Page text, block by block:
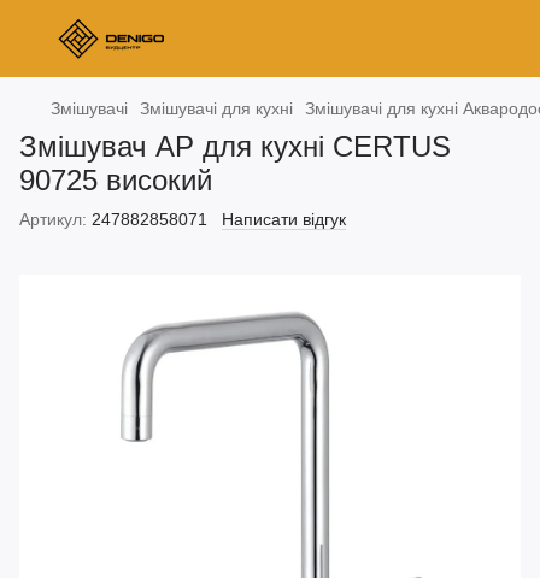
Змішувачі Змішувачі для кухні Змішувачі для кухні
Змішувач АР для кухні CERTUS
90725 високий
Артикул: 247882858071 Написати відгук